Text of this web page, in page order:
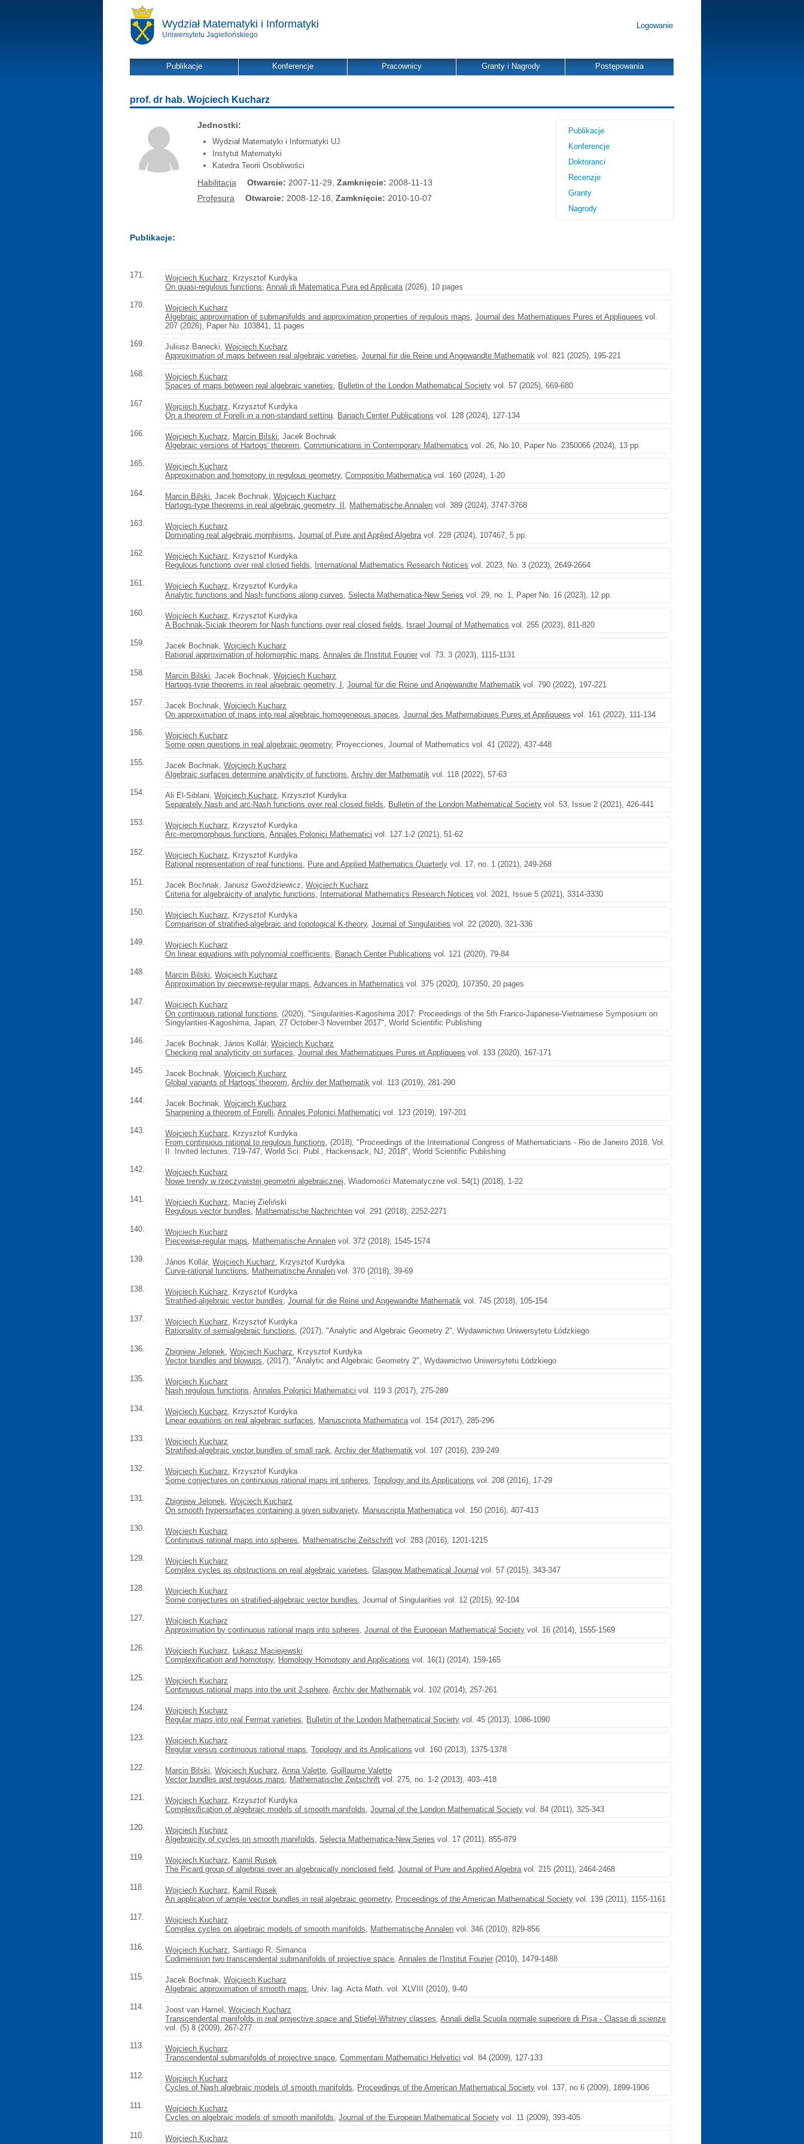
Wydział Matematyki i Informatyki
Uniwersytetu Jagiellońskiego
Logowanie
Publikacje Konferencje Pracownicy Granty i Nagrody Postępowania
prof. dr hab. Wojciech Kucharz
Jednostki:
Wydział Matematyki i Informatyki UJ
Instytut Matematyki
Katedra Teorii Osobliwości
Habilitacja Otwarcie: 2007-11-29, Zamknięcie: 2008-11-13
Profesura
Otwarcie: 2008-12-18, Zamknięcie: 2010-10-07
Publikacje
Konferencje
Doktoranci
Recenzje
Granty
Nagrody
Publikacje:
171. Wojciech Kucharz, Krzysztof Kurdyka
On quasi-regulous functions,Annali di Matematica Pura ed Applicata(2026), 10 pages
170.
Wojciech Kucharz
Algebraic approximation of submanifolds and approximation properties of regulous maps,Journal des Mathematiques Pures et Appliquees vol.
207 (2026), Paper No. 103841, 11 pages
169.
Juliusz Banecki,Wojciech Kucharz
Approximation of maps between real algebraic varieties,Journal für die Reine und Angewandte Mathematik vol. 821 (2025), 195-221
168.
Wojciech Kucharz
Spaces of maps between real algebraic varieties, Bulletin of the London Mathematical Society vol. 57 (2025), 669-680
167.
Wojciech Kucharz, Krzysztof Kurdyka
On a theorem of Forelli in a non-standard setting, Banach Center Publications vol. 128 (2024), 127-134
166.
Wojciech Kucharz, Marcin Bilski, Jacek Bochnak
Algebraic versions of Hartogs' theorem,Communications in Contemporary Mathematics vol. 26, No.10, Paper No. 2350066 (2024), 13 pp.
165.
Wojciech Kucharz
Approximation and homotopy in regulous geometry,Compositio Mathematicavol. 160 (2024), 1-20
164.
Marcin Bilski, Jacek Bochnak,Wojciech Kucharz
Hartogs-type theorems in real algebraic geometry, II , Mathematische Annalen vol. 389 (2024), 3747-3768
163.
Wojciech Kucharz
Dominating real algebraic morphisms,Journal of Pure and Applied Algebravol. 228 (2024), 107467, 5 pp.
162.
Wojciech Kucharz, Krzysztof Kurdyka
Regulous functions over real closed fields, International Mathematics Research Notices vol. 2023, No. 3 (2023), 2649-2664
161.
Wojciech Kucharz, Krzysztof Kurdyka
Analytic functions and Nash functions along curves,Selecta Mathematica-New Series vol. 29, no. 1, Paper No. 16 (2023), 12 pp.
160.
Wojciech Kucharz, Krzysztof Kurdyka
A Bochnak-Siciak theorem for Nash functions over real closed fields, Israel Journal of Mathematics vol. 255 (2023), 811-820
159.
Jacek Bochnak,Wojciech Kucharz
Rational approximation of holomorphic maps,Annales de l'Institut Fourier vol. 73, 3 (2023), 1115-1131
158.
Marcin Bilski, Jacek Bochnak,Wojciech Kucharz
Hartogs-type theorems in real algebraic geometry, I ,Journal für die Reine und Angewandte Mathematik vol. 790 (2022), 197-221
157.
Jacek Bochnak,Wojciech Kucharz
On approximation of maps into real algebraic homogeneous spaces,Journal des Mathematiques Pures et Appliquees vol. 161 (2022), 111-134
156.
Wojciech Kucharz
Some open questions in real algebraic geometry, Proyecciones, Journal of Mathematics vol. 41 (2022), 437-448
155.
Jacek Bochnak,Wojciech Kucharz
Algebraic surfaces determine analyticity of functions,Archiv der Mathematik vol. 118 (2022), 57-63
154.
Ali El-Siblani,Wojciech Kucharz, Krzysztof Kurdyka
Separately Nash and arc-Nash functions over real closed fields, Bulletin of the London Mathematical Society vol. 53, Issue 2 (2021), 426-441
153.
Wojciech Kucharz, Krzysztof Kurdyka
Arc-meromorphous functions,Annales Polonici Mathematici vol. 127.1-2 (2021), 51-62
152.
Wojciech Kucharz, Krzysztof Kurdyka
Rational representation of real functions, Pure and Applied Mathematics Quarterly vol. 17, no. 1 (2021), 249-268
151.
Jacek Bochnak, Janusz Gwoździewicz,Wojciech Kucharz
Criteria for algebraicity of analytic functions, International Mathematics Research Notices vol. 2021, Issue 5 (2021), 3314-3330
150.
Wojciech Kucharz, Krzysztof Kurdyka
Comparison of stratified-algebraic and topological K-theory,Journal of Singularities vol. 22 (2020), 321-336
149.
Wojciech Kucharz
On linear equations with polynomial coefficients, Banach Center Publications vol. 121 (2020), 79-84
148.
Marcin Bilski,Wojciech Kucharz
Approximation by piecewise-regular maps,Advances in Mathematics vol. 375 (2020), 107350, 20 pages
147.
Wojciech Kucharz
On continuous rational functions, (2020), "Singularities-Kagoshima 2017: Proceedings of the 5th Franco-Japanese-Vietnamese Symposium on
Singylarities-Kagoshima, Japan, 27 October-3 November 2017", World Scientific Publishing
146.
Jacek Bochnak, János Kollár,Wojciech Kucharz
Checking real analyticity on surfaces,Journal des Mathematiques Pures et Appliquees vol. 133 (2020), 167-171
145.
Jacek Bochnak,Wojciech Kucharz
Global variants of Hartogs' theorem,Archiv der Mathematik vol. 113 (2019), 281-290
144.
Jacek Bochnak,Wojciech Kucharz
Sharpening a theorem of Forelli,Annales Polonici Mathematici vol. 123 (2019), 197-201
143.
Wojciech Kucharz, Krzysztof Kurdyka
From continuous rational to regulous functions, (2018), "Proceedings of the International Congress of Mathematicians - Rio de Janeiro 2018. Vol.
II. Invited lectures, 719-747, World Sci. Publ., Hackensack, NJ, 2018", World Scientific Publishing
142.
Wojciech Kucharz
Nowe trendy w rzeczywistej geometrii algebraicznej, Wiadomości Matematyczne vol. 54(1) (2018), 1-22
141.
Wojciech Kucharz, Maciej Zieliński
Regulous vector bundles, Mathematische Nachrichten vol. 291 (2018), 2252-2271
140.
Wojciech Kucharz
Piecewise-regular maps, Mathematische Annalen vol. 372 (2018), 1545-1574
139.
János Kollár,Wojciech Kucharz, Krzysztof Kurdyka
Curve-rational functions, Mathematische Annalen vol. 370 (2018), 39-69
138.
Wojciech Kucharz, Krzysztof Kurdyka
Stratified-algebraic vector bundles,Journal für die Reine und Angewandte Mathematik vol. 745 (2018), 105-154
137.
Wojciech Kucharz, Krzysztof Kurdyka
Rationality of semialgebraic functions, (2017), "Analytic and Algebraic Geometry 2", Wydawnictwo Uniwersytetu Łódzkiego
136.
Zbigniew Jelonek,Wojciech Kucharz, Krzysztof Kurdyka
Vector bundles and blowups, (2017), "Analytic and Algebraic Geometry 2", Wydawnictwo Uniwersytetu Łódzkiego
135.
Wojciech Kucharz
Nash regulous functions,Annales Polonici Mathematici vol. 119.3 (2017), 275-289
134.
Wojciech Kucharz, Krzysztof Kurdyka
Linear equations on real algebraic surfaces, Manuscripta Mathematicavol. 154 (2017), 285-296
133.
Wojciech Kucharz
Stratified-algebraic vector bundles of small rank,Archiv der Mathematik vol. 107 (2016), 239-249
132.
Wojciech Kucharz, Krzysztof Kurdyka
Some conjectures on continuous rational maps int spheres,Topology and its Applications vol. 208 (2016), 17-29
131.
Zbigniew Jelonek,Wojciech Kucharz
On smooth hypersurfaces containing a given subvariety, Manuscripta Mathematicavol. 150 (2016), 407-413
130.
Wojciech Kucharz
Continuous rational maps into spheres, Mathematische Zeitschrift vol. 283 (2016), 1201-1215
129.
Wojciech Kucharz
Complex cycles as obstructions on real algebraic varieties,Glasgow Mathematical Journal vol. 57 (2015), 343-347
128.
Wojciech Kucharz
Some conjectures on stratified-algebraic vector bundles, Journal of Singularities vol. 12 (2015), 92-104
127.
Wojciech Kucharz
Approximation by continuous rational maps into spheres,Journal of the European Mathematical Society vol. 16 (2014), 1555-1569
126.
Wojciech Kucharz,Łukasz Maciejewski
Complexification and homotopy, Homology Homotopy and Applications vol. 16(1) (2014), 159-165
125.
Wojciech Kucharz
Continuous rational maps into the unit 2-sphere,Archiv der Mathematik vol. 102 (2014), 257-261
124.
Wojciech Kucharz
Regular maps into real Fermat varieties, Bulletin of the London Mathematical Society vol. 45 (2013), 1086-1090
123.
Wojciech Kucharz
Regular versus continuous rational maps,Topology and its Applications vol. 160 (2013), 1375-1378
122.
Marcin Bilski,Wojciech Kucharz,Anna Valette,Guillaume Valette
Vector bundles and regulous maps, Mathematische Zeitschrift vol. 275, no. 1-2 (2013), 403–418
121.
Wojciech Kucharz, Krzysztof Kurdyka
Complexification of algebraic models of smooth manifolds,Journal of the London Mathematical Society vol. 84 (2011), 325-343
120.
Wojciech Kucharz
Algebraicity of cycles on smooth manifolds,Selecta Mathematica-New Series vol. 17 (2011), 855-879
119.
Wojciech Kucharz, Kamil Rusek
The Picard group of algebras over an algebraically nonclosed field,Journal of Pure and Applied Algebravol. 215 (2011), 2464-2468
118.
Wojciech Kucharz, Kamil Rusek
An application of ample vector bundles in real algebraic geometry, Proceedings of the American Mathematical Society vol. 139 (2011), 1155-1161
117.
Wojciech Kucharz
Complex cycles on algebraic models of smooth manifolds, Mathematische Annalen vol. 346 (2010), 829-856
116.
Wojciech Kucharz, Santiago R. Simanca
Codimension two transcendental submanifolds of projective space,Annales de l'Institut Fourier (2010), 1479-1488
115.
Jacek Bochnak,Wojciech Kucharz
Algebraic approximation of smooth maps, Univ. Iag. Acta Math. vol. XLVIII (2010), 9-40
114.
Joost van Hamel,Wojciech Kucharz
Transcendental manifolds in real projective space and Stiefel-Whitney classes,Annali della Scuola normale superiore di Pisa - Classe di scienze
vol. (5) 8 (2009), 267-277
113.
Wojciech Kucharz
Transcendental submanifolds of projective space,Commentarii Mathematici Helvetici vol. 84 (2009), 127-133
112.
Wojciech Kucharz
Cycles of Nash algebraic models of smooth manifolds, Proceedings of the American Mathematical Society vol. 137, no 6 (2009), 1899-1906
111.
Wojciech Kucharz
Cycles on algebraic models of smooth manifolds,Journal of the European Mathematical Society vol. 11 (2009), 393-405
110.
Wojciech Kucharz